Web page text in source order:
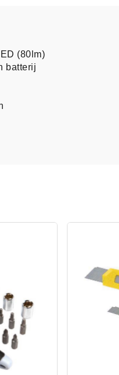
(80lm)
batterij